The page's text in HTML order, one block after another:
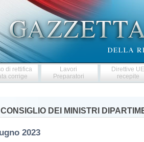
di rettifica
corrige
Lavori
Preparatori
Direttive
recepite
DEI MINISTRI
2023